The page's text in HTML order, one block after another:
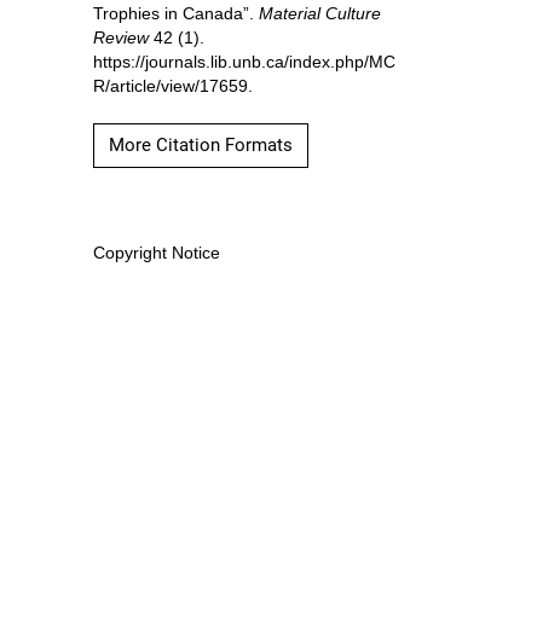
Trophies in Canada”. Material Culture
Review42 (1).
https://journals.lib.unb.ca/index.php/MC
R/article/view/17659.
More Citation Formats
Copyright Notice